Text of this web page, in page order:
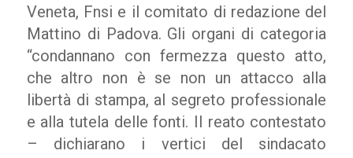
Veneta, Fnsi e il comitato di redazione del
Mattino di Padova. Gli organi di categoria
“condannano con fermezza questo atto,
che altro non è se non un attacco alla
libertà di stampa, al segreto professionale
e alla tutela delle fonti. Il reato contestato
– dichiarano i vertici del sindacato